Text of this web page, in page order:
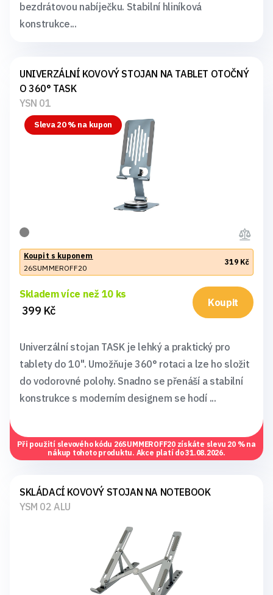
bezdrátovou nabíječku. Stabilní hliníková
konstrukce...
UNIVERZÁLNÍ KOVOVÝ STOJAN NA TABLET OTOČNÝ
O 360° TASK
YSN 01
Sleva 20 % na kupon
Koupit s kuponem
26SUMMEROFF20
319 Kč
Skladem více než 10 ks
399 Kč
Koupit
Univerzální stojan TASK je lehký a praktický pro
tablety do 10". Umožňuje 360° rotaci a lze ho složit
do vodorovné polohy. Snadno se přenáší a stabilní
konstrukce s moderním designem se hodí ...
Při použití slevového kódu 26SUMMEROFF20 získáte slevu 20 % na
nákup tohoto produktu. Akce platí do 31.08.2026.
SKLÁDACÍ KOVOVÝ STOJAN NA NOTEBOOK
YSM 02 ALU